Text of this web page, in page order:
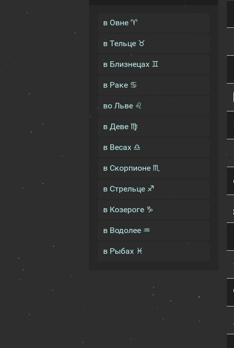
в Овне ♈
в Тельце ♉
в Близнецах ♊
в Раке ♋
во Льве ♌
в Деве ♍
в Весах ♎
в Скорпионе ♏
в Стрельце ♐
в Козероге ♑
в Водолее ♒
в Рыбах ♓